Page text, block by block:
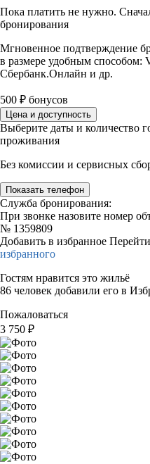
Пока платить не нужно.
бронирования
Мгновенное подтверждение
в размере удобным способом:
Сбербанк.Онлайн и др.
500 ₽ бонусов
Цена и доступность
Выберите даты и количество
проживания
Без комиссии и сервисных
Показать телефон
Служба бронирования:
При звонке назовите номер
№ 1359809
Добавить в избранное
избранного
Гостям нравится это жильё
86 человек добавили его в
Пожаловаться
3 750 ₽